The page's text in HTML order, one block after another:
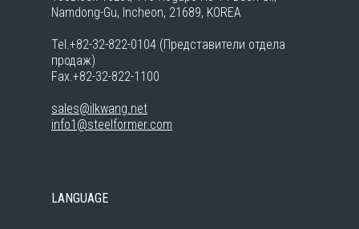
Namdong-Gu, Incheon, 21689, KOREA
Tel.+82-32-822-0104 (Представители отдела
продаж)
Fax.+82-32-822-1100
sales@ilkwang.net
info1@steelformer.com
LANGUAGE